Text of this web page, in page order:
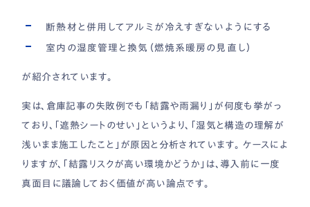
断熱材と併用してアルミが冷えすぎないようにする
室内の湿度管理と換気（燃焼系暖房の見直し）
が紹介されています。
実は、倉庫記事の失敗例でも「結露や雨漏り」が何度も挙がっ
ており、「遮熱シートのせい」というより、「湿気と構造の理解が
浅いまま施工したこと」が原因と分析されています。 ケースによ
りますが、「結露リスクが高い環境かどうか」は、導入前に一度
真面目に議論しておく価値が高い論点です。